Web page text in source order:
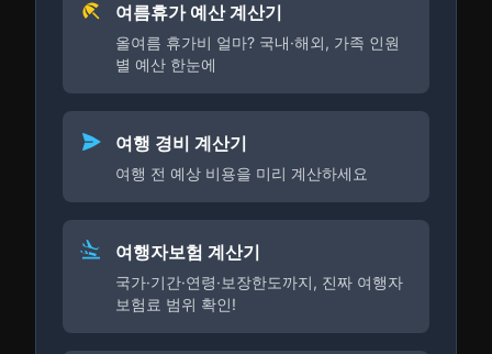
여름휴가 예산 계산기
올여름 휴가비 얼마? 국내·해외, 가족 인원
별 예산 한눈에
여행 경비 계산기
여행 전 예상 비용을 미리 계산하세요
여행자보험 계산기
국가·기간·연령·보장한도까지, 진짜 여행자
보험료 범위 확인!